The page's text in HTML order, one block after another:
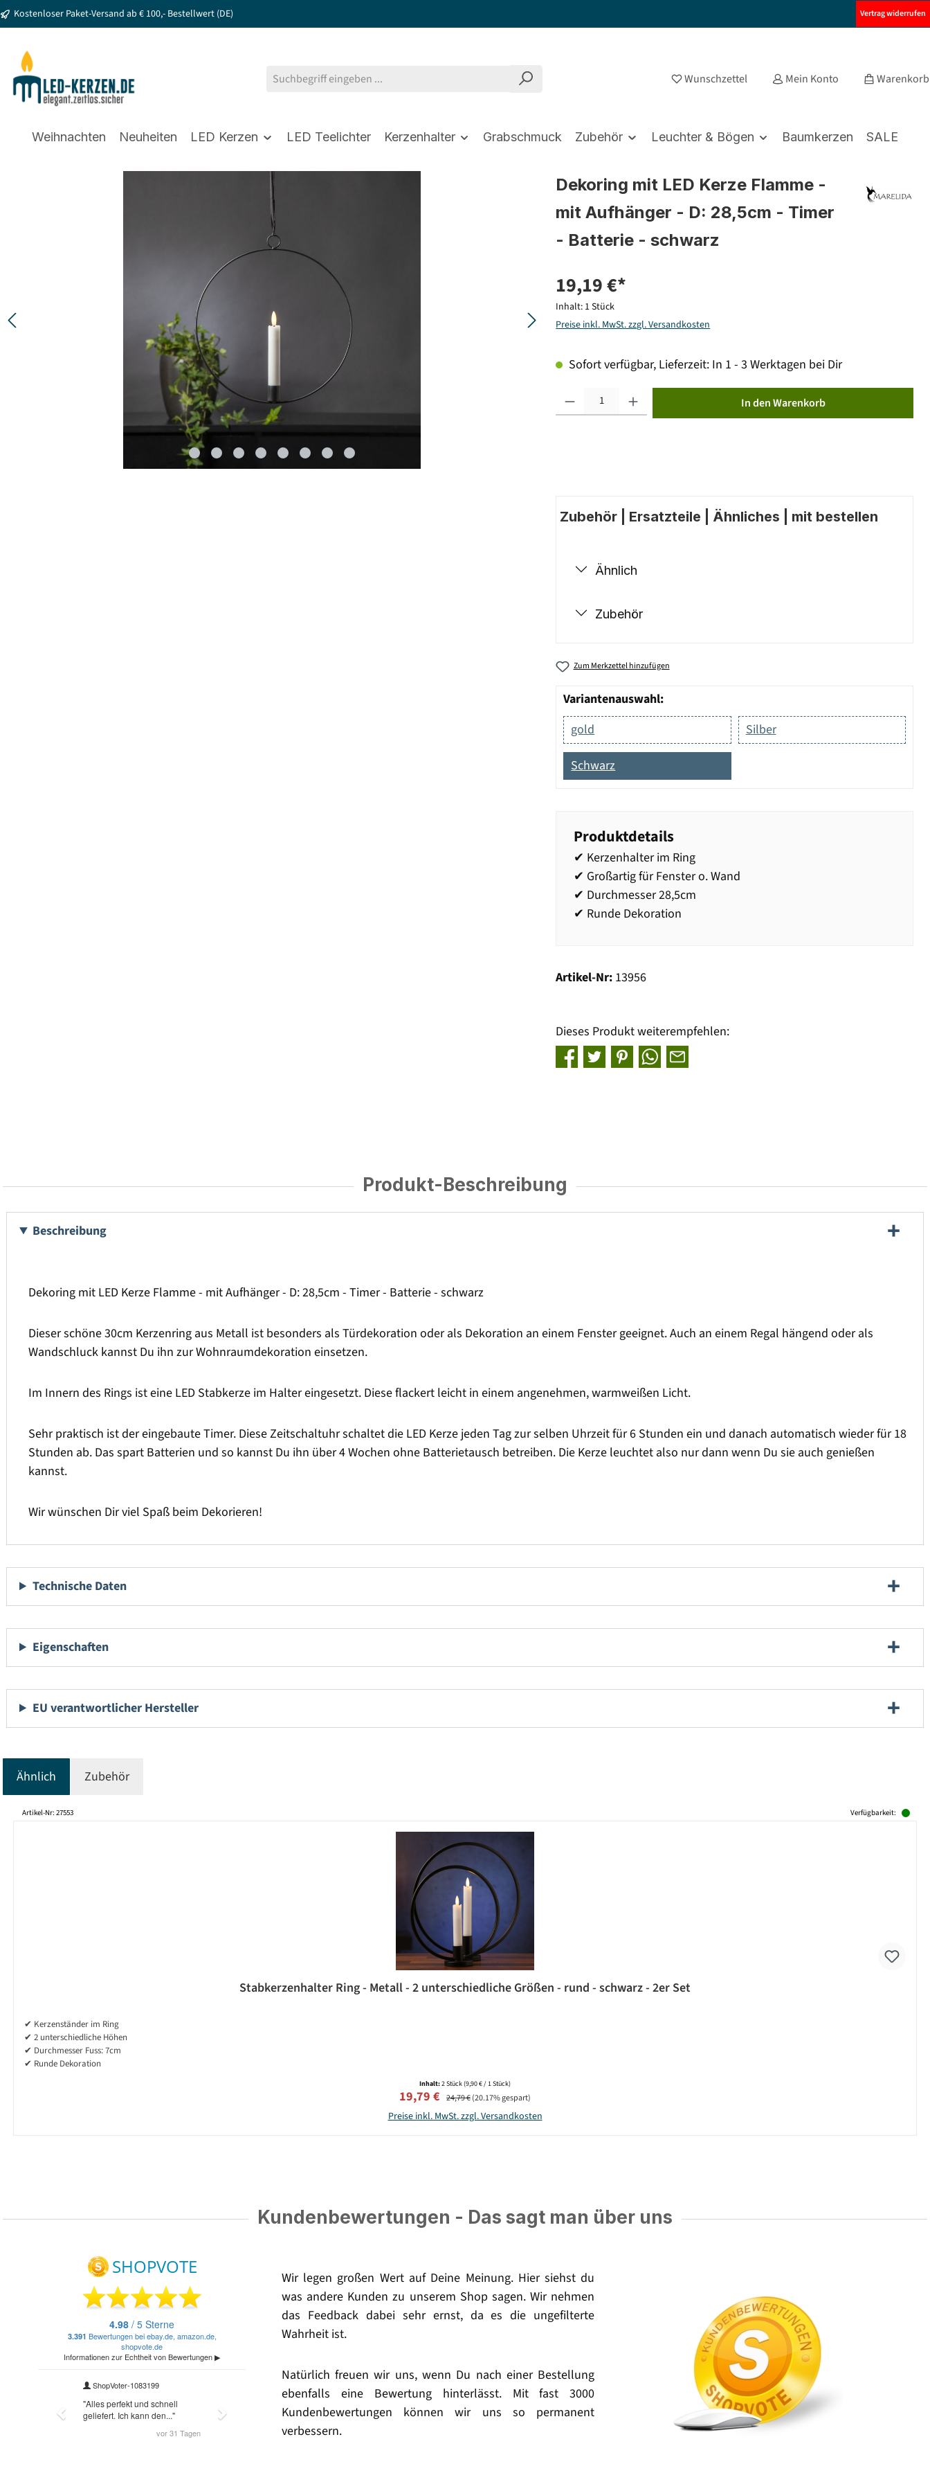
Zur Hauptnavigation springen
Kostenloser Paket-Versand ab € 100,- Bestellwert (DE) Vertrag widerrufen
Wunschzettel Mein Konto Warenkorb
Weihnachten Neuheiten LED Kerzen LED Teelichter Kerzenhalter Grabschmuck Zubehör Leuchter & Bögen Baumkerzen SALE
Dekoring mit LED Kerze Flamme -
mit Aufhänger - D: 28,5cm - Timer
- Batterie - schwarz
19,19 €*
Inhalt: 1 Stück
Preise inkl. MwSt. zzgl. Versandkosten
Sofort verfügbar, Lieferzeit: In 1 - 3 Werktagen bei Dir
In den Warenkorb
Zubehör | Ersatzteile | Ähnliches | mit bestellen
Ähnlich
Zubehör
Zum Merkzettel hinzufügen
Variantenauswahl:
gold
Silber
Schwarz
Produktdetails
✔ Kerzenhalter im Ring
✔ Großartig für Fenster o. Wand
✔ Durchmesser 28,5cm
✔ Runde Dekoration
Artikel-Nr: 13956
Dieses Produkt weiterempfehlen:
Produkt-Beschreibung
Beschreibung
Dekoring mit LED Kerze Flamme - mit Aufhänger - D: 28,5cm - Timer - Batterie - schwarz
Dieser schöne 30cm Kerzenring aus Metall ist besonders als Türdekoration oder als Dekoration an einem Fenster geeignet. Auch an einem Regal hängend oder als
Wandschluck kannst Du ihn zur Wohnraumdekoration einsetzen.
Im Innern des Rings ist eine LED Stabkerze im Halter eingesetzt. Diese flackert leicht in einem angenehmen, warmweißen Licht.
Sehr praktisch ist der eingebaute Timer. Diese Zeitschaltuhr schaltet die LED Kerze jeden Tag zur selben Uhrzeit für 6 Stunden ein und danach automatisch wieder für 18
Stunden ab. Das spart Batterien und so kannst Du ihn über 4 Wochen ohne Batterietausch betreiben. Die Kerze leuchtet also nur dann wenn Du sie auch genießen
kannst.
Wir wünschen Dir viel Spaß beim Dekorieren!
Technische Daten
Eigenschaften
EU verantwortlicher Hersteller
Ähnlich Zubehör
Produktgalerie überspringen
Artikel-Nr: 27553 Verfügbarkeit:
Stabkerzenhalter Ring - Metall - 2 unterschiedliche Größen - rund - schwarz - 2er Set
✔ Kerzenständer im Ring
✔ 2 unterschiedliche Höhen
✔ Durchmesser Fuss: 7cm
✔ Runde Dekoration
Inhalt:2 Stück(9,90 € / 1 Stück)
Verkaufspreis:
19,79 € Regulärer Preis:
24,79 €(20.17% gespart)
Preise inkl. MwSt. zzgl. Versandkosten
Kundenbewertungen - Das sagt man über uns
Wir legen großen Wert auf Deine Meinung. Hier siehst du
was andere Kunden zu unserem Shop sagen. Wir nehmen
das Feedback dabei sehr ernst, da es die ungefilterte
Wahrheit ist.
Natürlich freuen wir uns, wenn Du nach einer Bestellung
ebenfalls eine Bewertung hinterlässt. Mit fast 3000
Kundenbewertungen können wir uns so permanent
verbessern.